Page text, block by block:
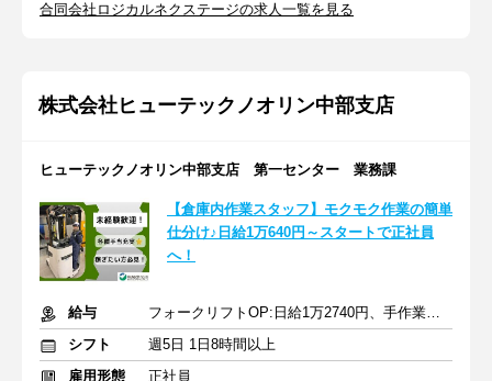
合同会社ロジカルネクステージの求人一覧を見る
株式会社ヒューテックノオリン中部支店
ヒューテックノオリン中部支店 第一センター 業務課
【倉庫内作業スタッフ】モクモク作業の簡単
仕分け♪日給1万640円～スタートで正社員
へ！
給与
フォークリフトOP:日給1万2740円、手作業スタッフ：日給1万640円
シフト
週5日 1日8時間以上
雇用形態
正社員